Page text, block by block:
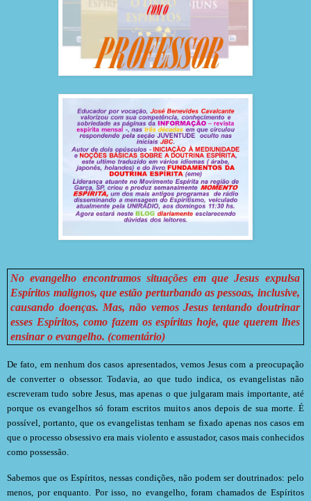
No evangelho encontramos situações em que Jesus expulsa
Espíritos malignos, que estão perturbando as pessoas, inclusive,
causando doenças. Mas, não vemos Jesus tentando doutrinar
esses Espíritos, como fazem os espíritas hoje, que querem lhes
ensinar o evangelho. (comentário)
De fato, em nenhum dos casos apresentados, vemos Jesus com a preocupação
de converter o obsessor. Todavia, ao que tudo indica, os evangelistas não
escreveram tudo sobre Jesus, mas apenas o que julgaram mais importante, até
porque os evangelhos só foram escritos muitos anos depois de sua morte. É
possível, portanto, que os evangelistas tenham se fixado apenas nos casos em
que o processo obsessivo era mais violento e assustador, casos mais conhecidos
como possessão.
Sabemos que os Espíritos, nessas condições, não podem ser doutrinados: pelo
menos, por enquanto. Por isso, no evangelho, foram chamados de Espíritos